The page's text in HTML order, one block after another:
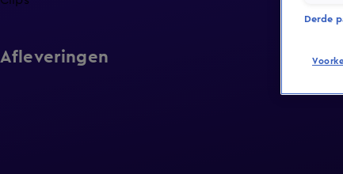
Afleveringen
Derde